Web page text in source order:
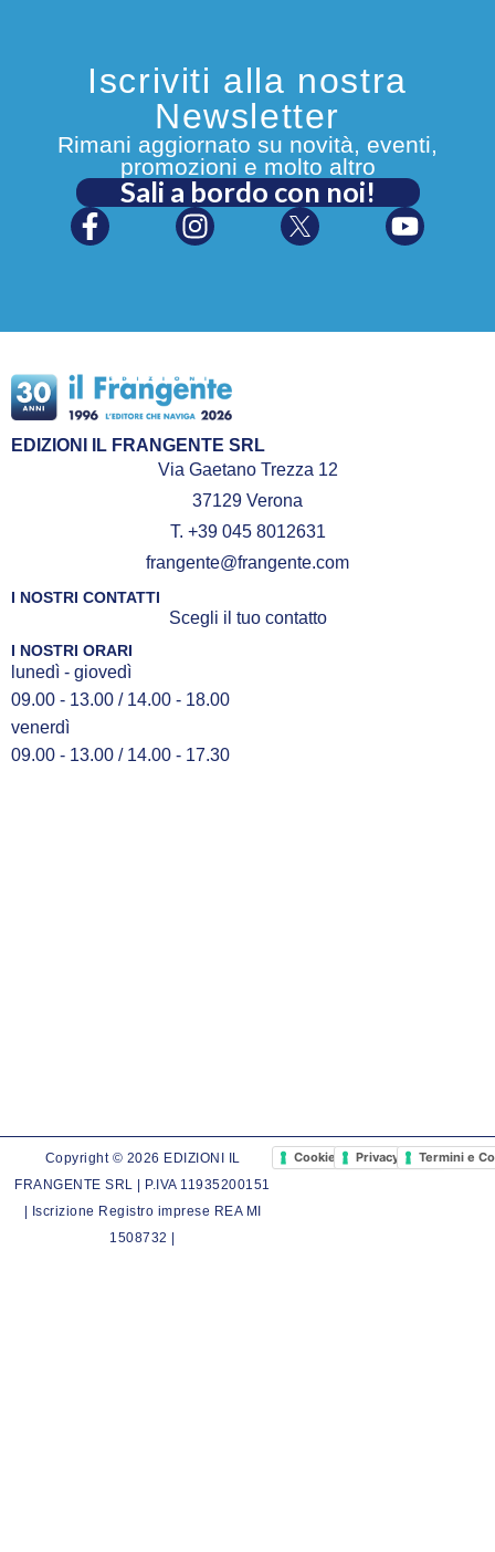
Iscriviti alla nostra
Newsletter
Rimani aggiornato su novità, eventi,
promozioni e molto altro
Sali a bordo con noi!
EDIZIONI IL FRANGENTE SRL
Via Gaetano Trezza 12
37129 Verona
T. +39 045 8012631
frangente@frangente.com
I NOSTRI CONTATTI
Scegli il tuo contatto
I NOSTRI ORARI
lunedì - giovedì
09.00 - 13.00 / 14.00 - 18.00
venerdì
09.00 - 13.00 / 14.00 - 17.30
Copyright © 2026 EDIZIONI IL
FRANGENTE SRL | P.IVA 11935200151
| Iscrizione Registro imprese REA MI
1508732 |
Cookie PolicyPrivacy PolicyTermini e